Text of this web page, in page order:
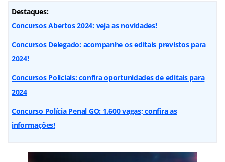
Destaques:
Concursos Abertos 2024: veja as novidades!
Concursos Delegado: acompanhe os editais previstos para
2024!
Concursos Policiais: confira oportunidades de editais para
2024
Concurso Polícia Penal GO: 1.600 vagas; confira as
informações!